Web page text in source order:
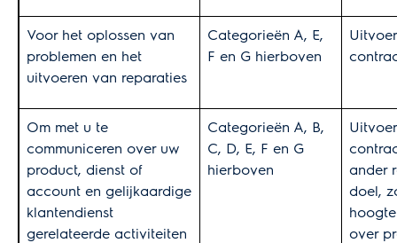
Voor het oplossen van
problemen en het
uitvoeren van reparaties
Categorieën A, E,
F en G hierboven
Om met u te
communiceren over uw
product, dienst of
account en gelijkaardige
klantendienst
gerelateerde activiteiten
Categorieën A, B,
C, D, E, F en G
hierboven
ander
doel,
over